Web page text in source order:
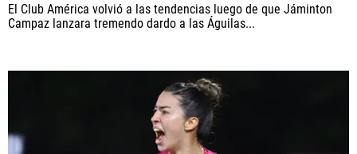
El Club América volvió a las tendencias luego de que Jáminton
Campaz lanzara tremendo dardo a las Águilas...